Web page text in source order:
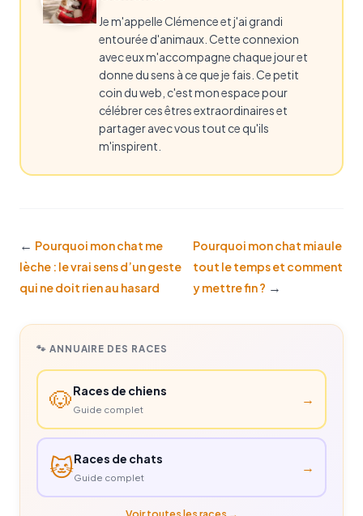
Je m'appelle Clémence et j'ai grandi
entourée d'animaux. Cette connexion
avec eux m'accompagne chaque jour et
donne du sens à ce que je fais. Ce petit
coin du web, c'est mon espace pour
célébrer ces êtres extraordinaires et
partager avec vous tout ce qu'ils
m'inspirent.
← Pourquoi mon chat me
lèche : le vrai sens d’un geste
qui ne doit rien au hasard
Pourquoi mon chat miaule
tout le temps et comment
y mettre fin ? →
🐾 ANNUAIRE DES RACES
🐶Races de chiens
Guide complet
→
🐱Races de chats
Guide complet
→
Voir toutes les races →